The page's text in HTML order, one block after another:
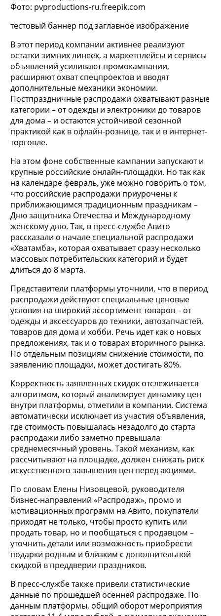
Фото: pvproductions-ru.freepik.com
тестовый баннер под заглавное изображение
В этот период компании активнее реализуют
остатки зимних линеек, а маркетплейсы и сервисы
объявлений усиливают промокампании,
расширяют охват спецпроектов и вводят
дополнительные механики экономии.
Постпраздничные распродажи охватывают разные
категории – от одежды и электроники до товаров
для дома – и остаются устойчивой сезонной
практикой как в офлайн-рознице, так и в интернет-
торговле.
На этом фоне собственные кампании запускают и
крупные российские онлайн-площадки. Но так как
на календаре февраль, уже можно говорить о том,
что российские распродажи приурочены к
приближающимся традиционным праздникам –
Дню защитника Отечества и Международному
женскому дню. Так, в пресс-службе Авито
рассказали о начале специальной распродажи
«Хватамба», которая охватывает сразу несколько
массовых потребительских категорий и будет
длиться до 8 марта.
Представители платформы уточнили, что в период
распродажи действуют специальные ценовые
условия на широкий ассортимент товаров – от
одежды и аксессуаров до техники, автозапчастей,
товаров для дома и хобби. Речь идет как о новых
предложениях, так и о товарах вторичного рынка.
По отдельным позициям снижение стоимости, по
заявлению площадки, может достигать 80%.
Корректность заявленных скидок отслеживается
алгоритмом, который анализирует динамику цен
внутри платформы, отметили в компании. Система
автоматически исключает из участия объявления,
где стоимость повышалась незадолго до старта
распродажи либо заметно превышала
среднемесячный уровень. Такой механизм, как
рассчитывают на площадке, должен снижать риск
искусственного завышения цен перед акциями.
По словам Елены Низовцевой, руководителя
бизнес-направлений «Распродаж», промо и
мотивационных программ на Авито, покупатели
приходят не только, чтобы просто купить или
продать товар, но и пообщаться с продавцом –
уточнить детали или возможность приобрести
подарки родным и близким с дополнительной
скидкой в преддверии праздников.
В пресс-службе также привели статистические
данные по прошедшей осенней распродаже. По
данным платформы, общий оборот мероприятия